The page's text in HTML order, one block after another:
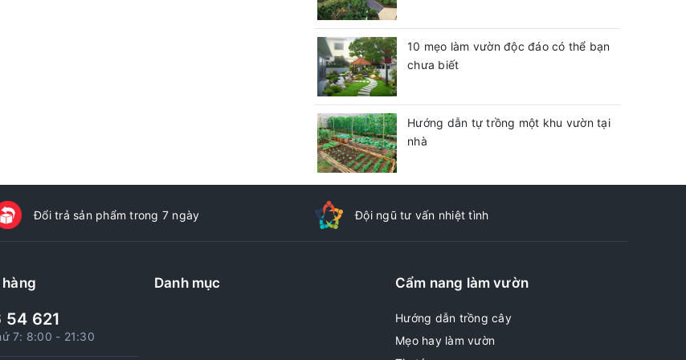
10 mẹo làm vườn độc đáo có thể bạn
chưa biết
Hướng dẫn tự trồng một khu vườn tại
nhà
Đổi trả sản phẩm trong 7 ngày Đội ngũ tư vấn nhiệt tình
54 621
7: 8:00 - 21:30
Danh mục Cẩm nang làm vườn
Hướng dẫn trồng cây
Mẹo hay làm vườn